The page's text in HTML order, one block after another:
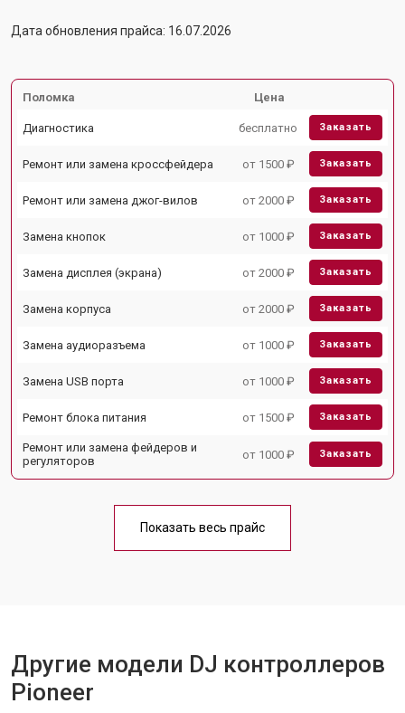
Дата обновления прайса: 16.07.2026
Поломка Цена
Диагностика бесплатно Заказать
Ремонт или замена кроссфейдера от 1500 ₽ Заказать
Ремонт или замена джог-вилов от 2000 ₽ Заказать
Замена кнопок от 1000 ₽ Заказать
Замена дисплея (экрана) от 2000 ₽ Заказать
Замена корпуса от 2000 ₽ Заказать
Замена аудиоразъема от 1000 ₽ Заказать
Замена USB порта от 1000 ₽ Заказать
Ремонт блока питания от 1500 ₽ Заказать
Ремонт или замена фейдеров и
регуляторов
от 1000 ₽ Заказать
Показать весь прайс
Другие модели DJ контроллеров
Pioneer